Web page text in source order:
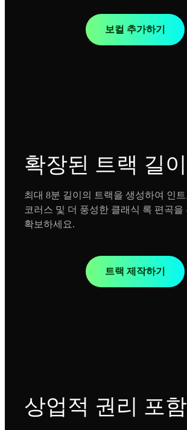
보컬 추가하기
확장된 트랙 길이
최대 8분 길이의 트랙을 생성하여 인
코러스 및 더 풍성한 클래식 록 편곡을
확보하세요.
트랙 제작하기
상업적 권리 포함